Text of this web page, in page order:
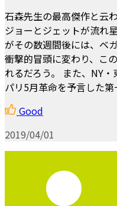
石森先生の最高傑作と云
ジョーとジェットが流れ
がその数週間後には、ベ
衝撃的冒頭に変わり、こ
れるだろう。 また、NY
パリ5月革命を予言した第
Good
2019/04/01